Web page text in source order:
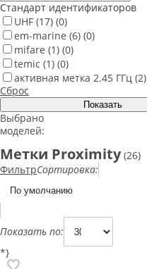
Стандарт идентификаторов
UHF (17) (0)
em-marine (6) (0)
mifare (1) (0)
temic (1) (0)
активная метка 2.45 ГГц (2)
Сброс
Выбрано
моделей:
Метки Proximity (26)
ФильтрСортировка:
Показать по:
*}